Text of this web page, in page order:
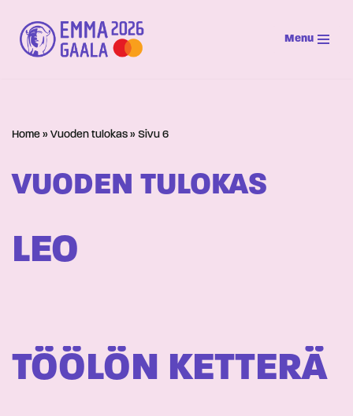
Siirry
suoraan
Menu
Home » Vuoden tulokas » Sivu 6
VUODEN TULOKAS
LEO
TÖÖLÖN KETTERÄ